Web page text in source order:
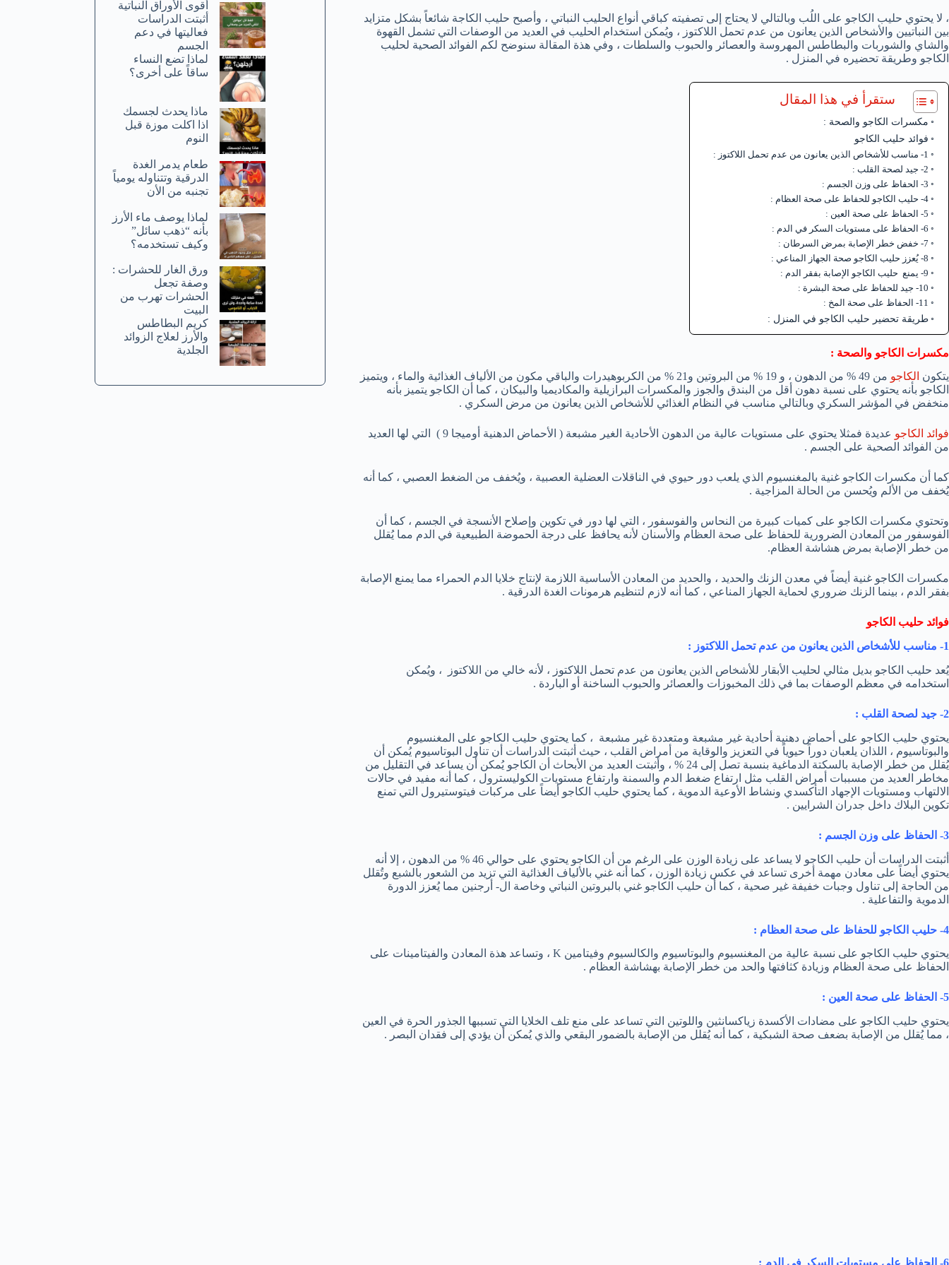
، لا يحتوي حليب الكاجو على اللُب وبالتالي لا يحتاج إلى تصفيته كباقي أنواع الحليب النباتي ، وأصبح حليب الكاجة شائعاً بشكل متزايد
بين النباتيين والأشخاص الذين يعانون من عدم تحمل اللاكتوز ، ويُمكن استخدام الحليب في العديد من الوصفات التي تشمل القهوة
والشاي والشوربات والبطاطس المهروسة والعصائر والحبوب والسلطات ، وفي هذة المقالة سنوضح لكم الفوائد الصحية لحليب
الكاجو وطريقة تحضيره في المنزل .
ستقرأ في هذا المقال
مكسرات الكاجو والصحة :
فوائد حليب الكاجو
1- مناسب للأشخاص الذين يعانون من عدم تحمل اللاكتوز :
2- جيد لصحة القلب :
3- الحفاظ على وزن الجسم :
4- حليب الكاجو للحفاظ على صحة العظام :
5- الحفاظ على صحة العين :
6- الحفاظ على مستويات السكر في الدم :
7- خفض خطر الإصابة بمرض السرطان :
8- يُعزز حليب الكاجو صحة الجهاز المناعي :
9- يمنع حليب الكاجو الإصابة بفقر الدم :
10- جيد للحفاظ على صحة البشرة :
11- الحفاظ على صحة المخ :
طريقة تحضير حليب الكاجو في المنزل :
مكسرات الكاجو والصحة :
يتكون الكاجو
من 49 % من الدهون ، و 19 % من البروتين و21 % من الكربوهيدرات والباقي مكون من الألياف الغذائية والماء ، ويتميز
الكاجو بأنه يحتوي على نسبة دهون أقل من البندق والجوز والمكسرات البرازيلية والمكاديميا والبيكان ، كما أن الكاجو يتميز بأنه
منخفض في المؤشر السكري وبالتالي مناسب في النظام الغذائي للأشخاص الذين يعانون من مرض السكري .
فوائد الكاجو
عديدة فمثلا يحتوي على مستويات عالية من الدهون الأحادية الغير مشبعة ( الأحماض الدهنية أوميجا 9 ) التي لها العديد
من الفوائد الصحية على الجسم .
كما أن مكسرات الكاجو غنية بالمغنسيوم الذي يلعب دور حيوي في الناقلات العضلية العصبية ، ويُخفف من الضغط العصبي ، كما أنه
يُخفف من الألم ويُحسن من الحالة المزاجية .
وتحتوي مكسرات الكاجو على كميات كبيرة من النحاس والفوسفور ، التي لها دور في تكوين وإصلاح الأنسجة في الجسم ، كما أن
الفوسفور من المعادن الضرورية للحفاظ على صحة العظام والأسنان لأنه يحافظ على درجة الحموضة الطبيعية في الدم مما يُقلل
من خطر الإصابة بمرض هشاشة العظام.
مكسرات الكاجو غنية أيضاً في معدن الزنك والحديد ، والحديد من المعادن الأساسية اللازمة لإنتاج خلايا الدم الحمراء مما يمنع الإصابة
بفقر الدم ، بينما الزنك ضروري لحماية الجهاز المناعي ، كما أنه لازم لتنظيم هرمونات الغدة الدرقية .
فوائد حليب الكاجو
1- مناسب للأشخاص الذين يعانون من عدم تحمل اللاكتوز :
يُعد حليب الكاجو بديل مثالي لحليب الأبقار للأشخاص الذين يعانون من عدم تحمل اللاكتوز ، لأنه خالي من اللاكتوز ، ويُمكن
استخدامه في معظم الوصفات بما في ذلك المخبوزات والعصائر والحبوب الساخنة أو الباردة .
2- جيد لصحة القلب :
يحتوي حليب الكاجو على أحماض دهنية أحادية غير مشبعة ومتعددة غير مشبعة ، كما يحتوي حليب الكاجو على المغنسيوم
والبوتاسيوم ، اللذان يلعبان دوراً حيوياً في التعزيز والوقاية من أمراض القلب ، حيث أثبتت الدراسات أن تناول البوتاسيوم يُمكن أن
يُقلل من خطر الإصابة بالسكتة الدماغية بنسبة تصل إلى 24 % ، وأثبتت العديد من الأبحاث أن الكاجو يُمكن أن يساعد في التقليل من
مخاطر العديد من مسببات أمراض القلب مثل ارتفاع ضغط الدم والسمنة وارتفاع مستويات الكوليسترول ، كما أنه مفيد في حالات
الالتهاب ومستويات الإجهاد التأكسدي ونشاط الأوعية الدموية ، كما يحتوي حليب الكاجو أيضاً على مركبات فيتوستيرول التي تمنع
تكوين البلاك داخل جدران الشرايين .
3- الحفاظ على وزن الجسم :
أثبتت الدراسات أن حليب الكاجو لا يساعد على زيادة الوزن على الرغم من أن الكاجو يحتوي على حوالي 46 % من الدهون ، إلا أنه
يحتوي أيضاً على معادن مهمة أخرى تساعد في عكس زيادة الوزن ، كما أنه غني بالألياف الغذائية التي تزيد من الشعور بالشبع وتُقلل
من الحاجة إلى تناول وجبات خفيفة غير صحية ، كما أن حليب الكاجو غني بالبروتين النباتي وخاصة ال- أرجنين مما يُعزز الدورة
الدموية والتفاعلية .
4- حليب الكاجو للحفاظ على صحة العظام :
يحتوي حليب الكاجو على نسبة عالية من المغنسيوم والبوتاسيوم والكالسيوم وفيتامين K ، وتساعد هذة المعادن والفيتامينات على
الحفاظ على صحة العظام وزيادة كثافتها والحد من خطر الإصابة بهشاشة العظام .
5- الحفاظ على صحة العين :
يحتوي حليب الكاجو على مضادات الأكسدة زياكسانثين واللوتين التي تساعد على منع تلف الخلايا التي تسببها الجذور الحرة في العين
، مما يُقلل من الإصابة بضعف صحة الشبكية ، كما أنه يُقلل من الإصابة بالضمور البقعي والذي يُمكن أن يؤدي إلى فقدان البصر .
أقوى الأوراق النباتية
أثبتت الدراسات
فعاليتها في دعم
الجسم
لماذا تضع النساء
ساقاً على أخرى؟
ماذا يحدث لجسمك
اذا اكلت موزة قبل
النوم
طعام يدمر الغدة
الدرقية وتتناوله يومياً
تجنبه من الأن
لماذا يوصف ماء الأرز
بأنه “ذهب سائل”
وكيف تستخدمه؟
ورق الغار للحشرات :
وصفة تجعل
الحشرات تهرب من
البيت
كريم البطاطس
والأرز لعلاج الزوائد
الجلدية